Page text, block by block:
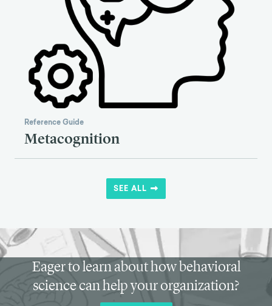
Reference Guide
Metacognition
SEE ALL
Eager to learn about how behavioral
science can help your organization?